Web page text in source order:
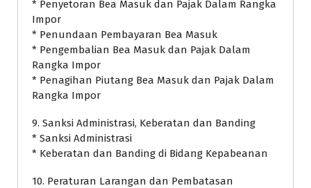
* Penyetoran Bea Masuk dan Pajak Dalam Rangka
Impor
* Penundaan Pembayaran Bea Masuk
* Pengembalian Bea Masuk dan Pajak Dalam
Rangka Impor
* Penagihan Piutang Bea Masuk dan Pajak Dalam
Rangka Impor
9. Sanksi Administrasi, Keberatan dan Banding
* Sanksi Administrasi
* Keberatan dan Banding di Bidang Kepabeanan
10. Peraturan Larangan dan Pembatasan